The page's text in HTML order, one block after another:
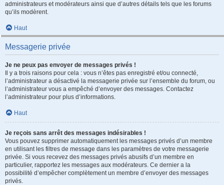
administrateurs et modérateurs ainsi que d’autres détails tels que les forums
qu’ils modèrent.
Haut
Messagerie privée
Je ne peux pas envoyer de messages privés !
Il y a trois raisons pour cela : vous n’êtes pas enregistré et/ou connecté,
l’administrateur a désactivé la messagerie privée sur l’ensemble du forum, ou
l’administrateur vous a empêché d’envoyer des messages. Contactez
l’administrateur pour plus d’informations.
Haut
Je reçois sans arrêt des messages indésirables !
Vous pouvez supprimer automatiquement les messages privés d’un membre
en utilisant les filtres de message dans les paramètres de votre messagerie
privée. Si vous recevez des messages privés abusifs d’un membre en
particulier, rapportez les messages aux modérateurs. Ce dernier a la
possibilité d’empêcher complètement un membre d’envoyer des messages
privés.